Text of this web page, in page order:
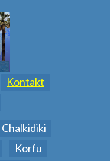
Kontakt
Chalkidiki
Korfu